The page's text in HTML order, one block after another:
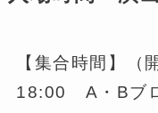
【集合時間】（
18:00 A・Bブ